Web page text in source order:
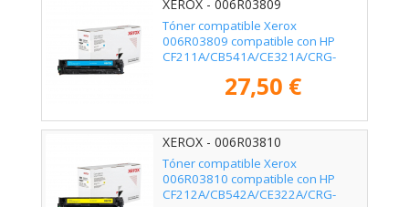
XEROX - 006R03809
Tóner compatible Xerox
006R03809 compatible con HP
CF211A/CB541A/CE321A/CRG-
27,50 €
XEROX - 006R03810
Tóner compatible Xerox
006R03810 compatible con HP
CF212A/CB542A/CE322A/CRG-